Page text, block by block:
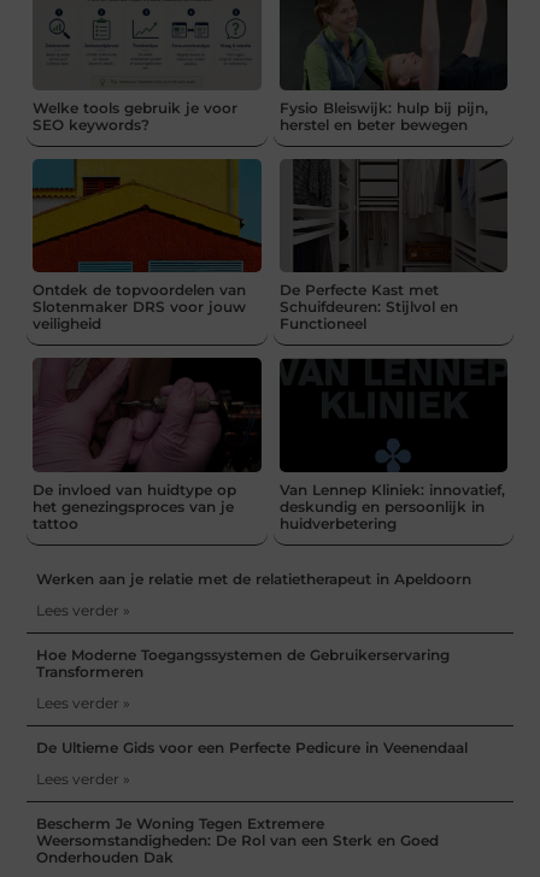
Welke tools gebruik je voor
SEO keywords?
Fysio Bleiswijk: hulp bij pijn,
herstel en beter bewegen
Ontdek de topvoordelen van
Slotenmaker DRS voor jouw
veiligheid
De Perfecte Kast met
Schuifdeuren: Stijlvol en
Functioneel
De invloed van huidtype op
het genezingsproces van je
tattoo
Van Lennep Kliniek: innovatief,
deskundig en persoonlijk in
huidverbetering
Werken aan je relatie met de relatietherapeut in Apeldoorn
Lees verder »
Hoe Moderne Toegangssystemen de Gebruikerservaring
Transformeren
Lees verder »
De Ultieme Gids voor een Perfecte Pedicure in Veenendaal
Lees verder »
Bescherm Je Woning Tegen Extremere
Weersomstandigheden: De Rol van een Sterk en Goed
Onderhouden Dak